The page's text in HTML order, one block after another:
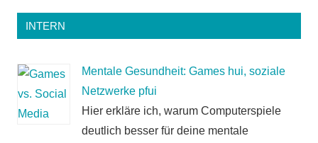
INTERN
Mentale Gesundheit: Games hui, soziale
Netzwerke pfui
Hier erkläre ich, warum Computerspiele
deutlich besser für deine mentale